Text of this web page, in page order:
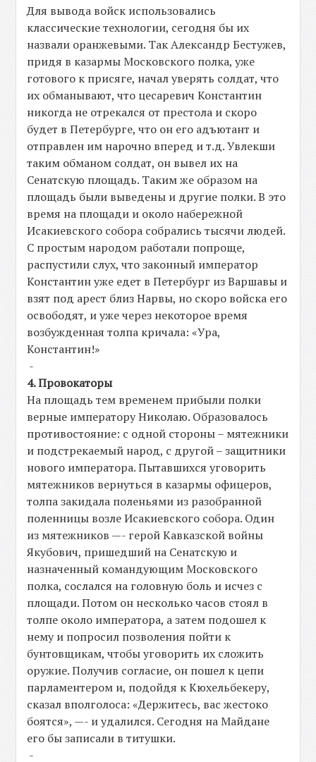
Для вывода войск использовались
классические технологии, сегодня бы их
назвали оранжевыми. Так Александр Бестужев,
придя в казармы Московского полка, уже
готового к присяге, начал уверять солдат, что
их обманывают, что цесаревич Константин
никогда не отрекался от престола и скоро
будет в Петербурге, что он его адъютант и
отправлен им нарочно вперед и т.д. Увлекши
таким обманом солдат, он вывел их на
Сенатскую площадь. Таким же образом на
площадь были выведены и другие полки. В это
время на площади и около набережной
Исакиевского собора собрались тысячи людей.
С простым народом работали попроще,
распустили слух, что законный император
Константин уже едет в Петербург из Варшавы и
взят под арест близ Нарвы, но скоро войска его
освободят, и уже через некоторое время
возбужденная толпа кричала: «Ура,
Константин!»
-
4. Провокаторы
На площадь тем временем прибыли полки
верные императору Николаю. Образовалось
противостояние: с одной стороны – мятежники
и подстрекаемый народ, с другой – защитники
нового императора. Пытавшихся уговорить
мятежников вернуться в казармы офицеров,
толпа закидала поленьями из разобранной
поленницы возле Исакиевского собора. Один
из мятежников —- герой Кавказской войны
Якубович, пришедший на Сенатскую и
назначенный командующим Московского
полка, сослался на головную боль и исчез с
площади. Потом он несколько часов стоял в
толпе около императора, а затем подошел к
нему и попросил позволения пойти к
бунтовщикам, чтобы уговорить их сложить
оружие. Получив согласие, он пошел к цепи
парламентером и, подойдя к Кюхельбекеру,
сказал вполголоса: «Держитесь, вас жестоко
боятся», —- и удалился. Сегодня на Майдане
его бы записали в титушки.
-